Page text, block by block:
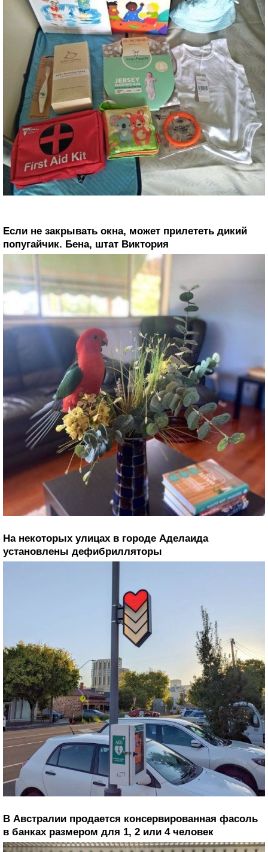
Если не закрывать окна, может прилететь дикий
попугайчик. Бена, штат Виктория
На некоторых улицах в городе Аделаида
установлены дефибрилляторы
В Австралии продается консервированная фасоль
в банках размером для 1, 2 или 4 человек